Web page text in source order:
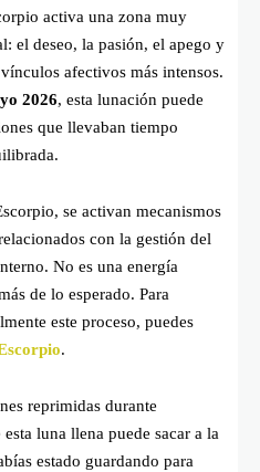
activa una zona muy
el deseo, la pasión, el apego y
afectivos más intensos.
2026, esta lunación puede
que llevaban tiempo
se activan mecanismos
con la gestión del
No es una energía
de lo esperado. Para
este proceso, puedes
.
reprimidas durante
luna llena puede sacar a la
estado guardando para